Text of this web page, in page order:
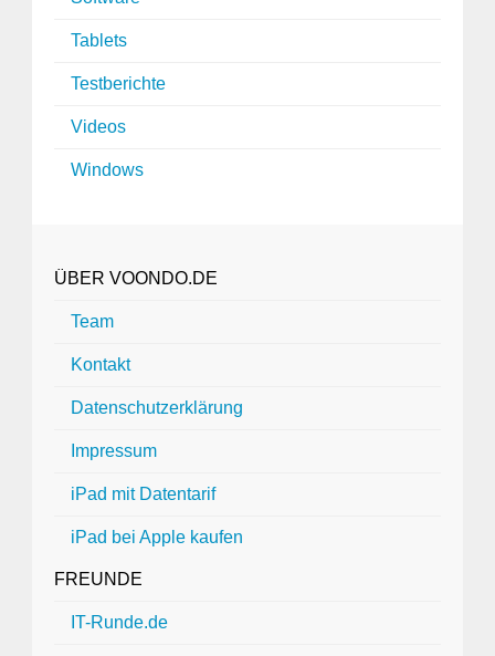
Tablets
Testberichte
Videos
Windows
ÜBER VOONDO.DE
Team
Kontakt
Datenschutzerklärung
Impressum
iPad mit Datentarif
iPad bei Apple kaufen
FREUNDE
IT-Runde.de